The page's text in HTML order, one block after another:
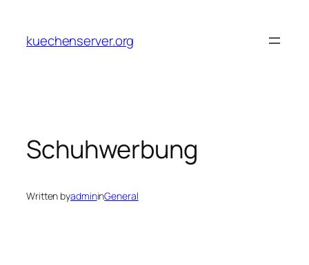
content
kuechenserver.org
Schuhwerbung
Written byadmininGeneral